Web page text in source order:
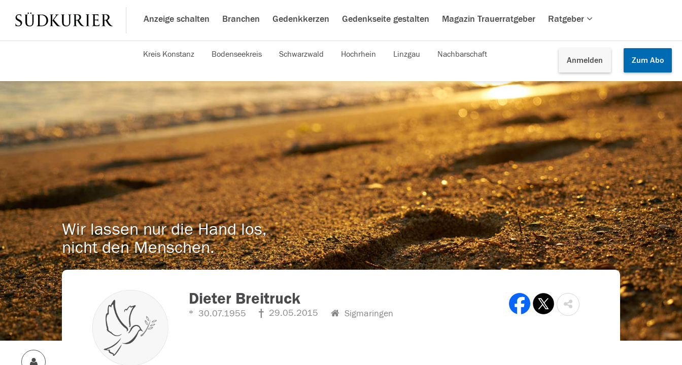
Anzeige schalten Branchen Gedenkkerzen Gedenkseite gestalten Magazin Trauerratgeber Ratgeber
Anmelden Zum Abo
Kreis Konstanz Bodenseekreis Schwarzwald Hochrhein Linzgau Nachbarschaft
Wir lassen nur die Hand los,
nicht den Menschen.
Dieter Breitruck
30.07.1955 29.05.2015 Sigmaringen